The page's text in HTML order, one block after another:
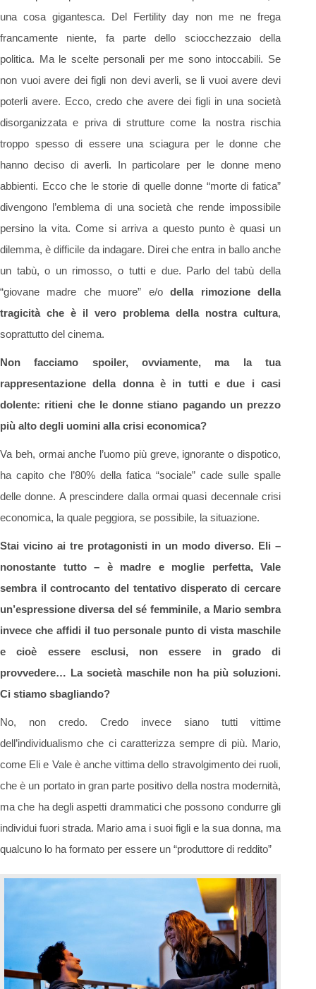
una cosa gigantesca. Del Fertility day non me ne frega
francamente niente, fa parte dello sciocchezzaio della
politica. Ma le scelte personali per me sono intoccabili. Se
non vuoi avere dei figli non devi averli, se li vuoi avere devi
poterli avere. Ecco, credo che avere dei figli in una società
disorganizzata e priva di strutture come la nostra rischia
troppo spesso di essere una sciagura per le donne che
hanno deciso di averli. In particolare per le donne meno
abbienti. Ecco che le storie di quelle donne “morte di fatica”
divengono l’emblema di una società che rende impossibile
persino la vita. Come si arriva a questo punto è quasi un
dilemma, è difficile da indagare. Direi che entra in ballo anche
un tabù, o un rimosso, o tutti e due. Parlo del tabù della
“giovane madre che muore” e/odella rimozione della
tragicità che è il vero problema della nostra cultura,
soprattutto del cinema.
Non facciamo spoiler, ovviamente, ma la tua
rappresentazione della donna è in tutti e due i casi
dolente: ritieni che le donne stiano pagando un prezzo
più alto degli uomini alla crisi economica?
Va beh, ormai anche l’uomo più greve, ignorante o dispotico,
ha capito che l’80% della fatica “sociale” cade sulle spalle
delle donne. A prescindere dalla ormai quasi decennale crisi
economica, la quale peggiora, se possibile, la situazione.
Stai vicino ai tre protagonisti in un modo diverso. Eli –
nonostante tutto – è madre e moglie perfetta, Vale
sembra il controcanto del tentativo disperato di cercare
un’espressione diversa del sé femminile, a Mario sembra
invece che affidi il tuo personale punto di vista maschile
e cioè essere esclusi, non essere in grado di
provvedere… La società maschile non ha più soluzioni.
Ci stiamo sbagliando?
No, non credo. Credo invece siano tutti vittime
dell’individualismo che ci caratterizza sempre di più. Mario,
come Eli e Vale è anche vittima dello stravolgimento dei ruoli,
che è un portato in gran parte positivo della nostra modernità,
ma che ha degli aspetti drammatici che possono condurre gli
individui fuori strada. Mario ama i suoi figli e la sua donna, ma
qualcuno lo ha formato per essere un “produttore di reddito”